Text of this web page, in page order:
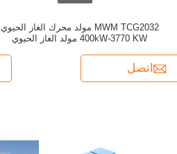
MWM TCG2032 مولد محرك الغاز الحيوي
400kW-3770 KW مولد الغاز الحيوي
اتصل